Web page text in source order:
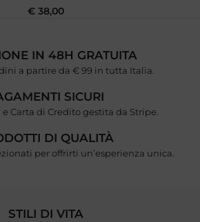
€38,00
IN 48H GRATUITA
a partire da € 99 in tutta Italia.
SICURI
Carta di Credito gestita da Stripe.
DI QUALITÀ
per offrirti un’esperienza unica.
STILI DI VITA